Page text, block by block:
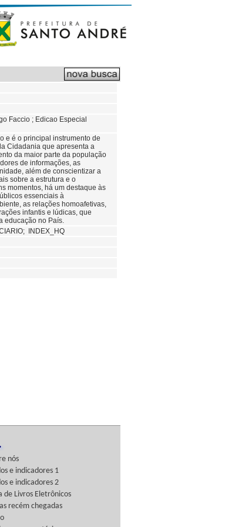
Faccio ; Edicao Especial
e é o principal instrumento de
Cidadania que apresenta a
da maior parte da população
de informações, as
além de conscientizar a
sobre a estrutura e o
momentos, há um destaque às
essenciais à
as relações homoafetivas,
infantis e lúdicas, que
educação no País.
INDEX_HQ
nós
e indicadores 1
e indicadores 2
de Livros Eletrônicos
recém chegadas